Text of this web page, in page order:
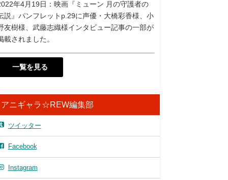
年4月19日：映画『ミューン 月の守護者の
説』パンフレットp.29に声優・大橋彩香様、小
友樹様、武藤志織様インタビュー記事の一部が
載されました。
一覧を見る
アニギャラ☆REW編集部
ツイッター
Facebook
Instagram